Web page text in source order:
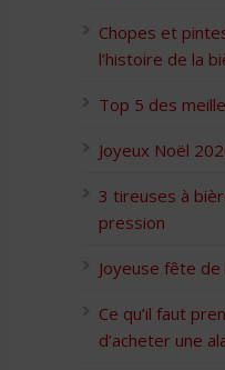
Chopes et
l’histoire de la
Top 5 des
Joyeux Noël
3 tireuses à
pression
Joyeuse fête de
Ce qu’il faut
d’acheter une